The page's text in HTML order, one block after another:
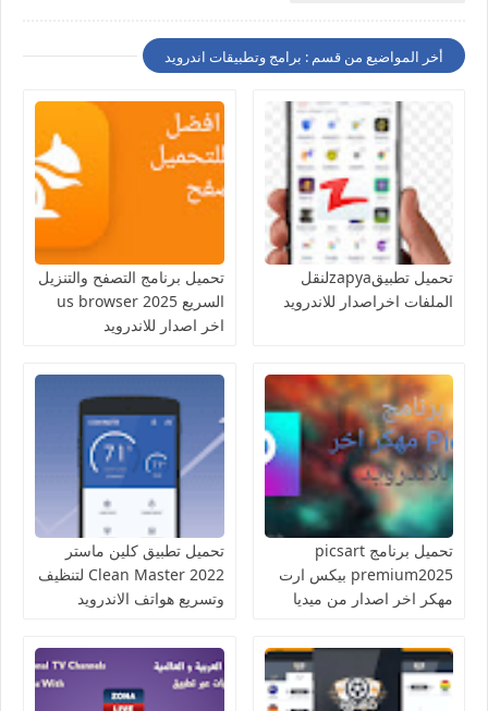
أخر المواضيع من قسم : برامج وتطبيقات اندرويد
تحميل تطبيقzapyaلنقل
الملفات اخراصدار للاندرويد
تحميل برنامج التصفح والتنزيل
السريع us browser 2025
اخر اصدار للاندرويد
تحميل برنامج picsart
premium2025 بيكس ارت
مهكر اخر اصدار من ميديا
تحميل تطبيق كلين ماستر
Clean Master 2022 لتنظيف
وتسريع هواتف الاندرويد